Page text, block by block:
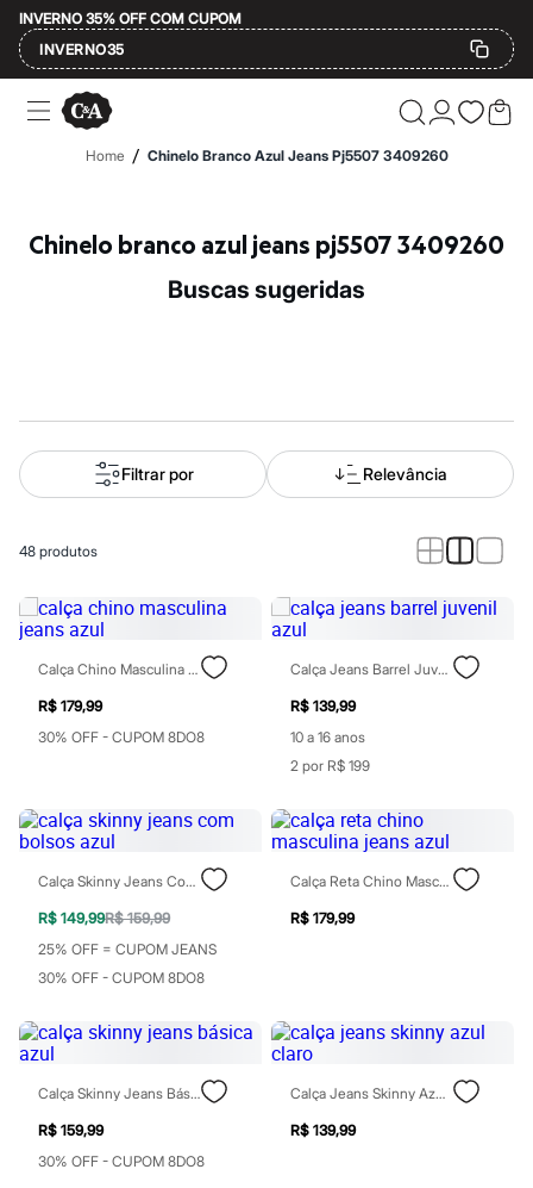
INVERNO 35% OFF COM CUPOM
INVERNO35
Ofertas
Compre por Departamento
Feminino
Mindse7
Plus Size
Alfaiataria
Novidades
Roupas
Blusas e Camisetas
Casacos e Jaquetas
Macacões
Saias
Shorts e Bermudas
Vestidos
Bolsas
Bonés e Chapéus
Relógios
Calçados
Chinelos
Sandálias
Sapatilhas
Tênis
Marcas
Clock House
Mindset
Yessica
Moda esportiva
Acessórios
Blusas
Home / Chinelo Branco Azul Jeans Pj5507 3409260
Chinelo branco azul jeans pj5507 3409260
buscas sugeridas
Filtrar por Relevância
48 produtos
Calça Chino Masculina Jeans Azul
R$ 179,99
30% OFF - CUPOM 8DO8
Calça Jeans Barrel Juvenil Azul
R$ 139,99
10 a 16 anos
2 por R$ 199
Calça Skinny Jeans Com Bolsos Azul
R$ 149,99R$ 159,99
25% OFF = CUPOM JEANS
30% OFF - CUPOM 8DO8
Calça Reta Chino Masculina Jeans Azul
R$ 179,99
Calça Skinny Jeans Básica Azul
R$ 159,99
30% OFF - CUPOM 8DO8
Calça Jeans Skinny Azul Claro
R$ 139,99